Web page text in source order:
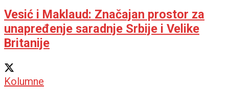
Vesić i Maklaud: Značajan prostor za
unapređenje saradnje Srbije i Velike
Britanije
Kolumne